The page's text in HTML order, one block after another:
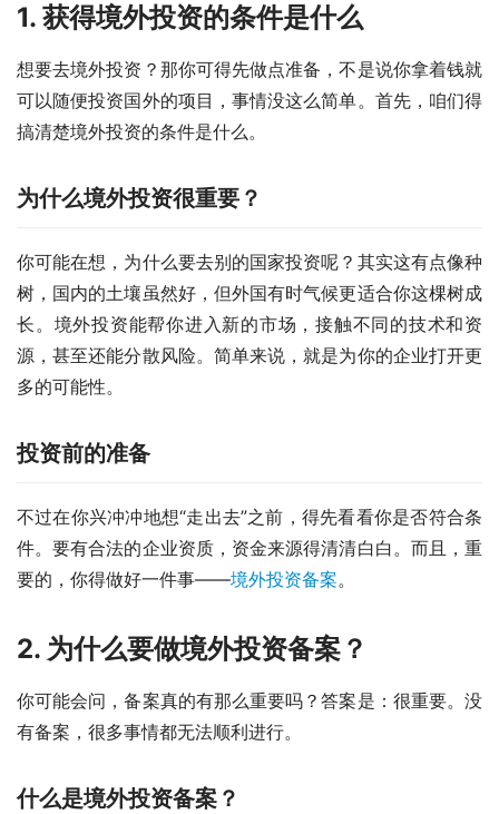
1. 获得境外投资的条件是什么
想要去境外投资？那你可得先做点准备，不是说你拿着钱就
可以随便投资国外的项目，事情没这么简单。首先，咱们得
搞清楚境外投资的条件是什么。
为什么境外投资很重要？
你可能在想，为什么要去别的国家投资呢？其实这有点像种
树，国内的土壤虽然好，但外国有时气候更适合你这棵树成
长。境外投资能帮你进入新的市场，接触不同的技术和资
源，甚至还能分散风险。简单来说，就是为你的企业打开更
多的可能性。
投资前的准备
不过在你兴冲冲地想“走出去”之前，得先看看你是否符合条
件。要有合法的企业资质，资金来源得清清白白。而且，重
要的，你得做好一件事——境外投资备案。
2. 为什么要做境外投资备案？
你可能会问，备案真的有那么重要吗？答案是：很重要。没
有备案，很多事情都无法顺利进行。
什么是境外投资备案？